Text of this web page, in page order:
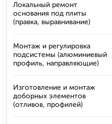
Локальный ремонт
основания под плиты
(правка, выравнивание)
Монтаж и регулировка
подсистемы (алюминиевый
профиль, направляющие)
Изготовление и монтаж
доборных элементов
(отливов, профилей)